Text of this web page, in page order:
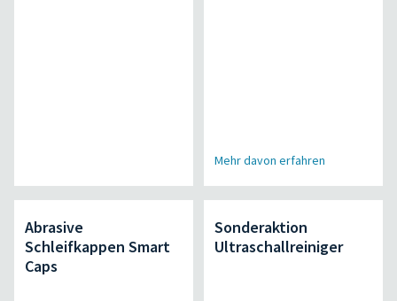
Mehr davon erfahren
Abrasive
Schleifkappen Smart
Caps
Sonderaktion
Ultraschallreiniger